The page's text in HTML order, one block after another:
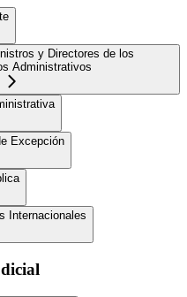
y Directores de los
Administrativos
Excepción
Internacionales